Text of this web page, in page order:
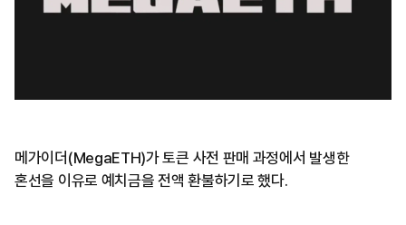
메가이더(MegaETH)가 토큰 사전 판매 과정에서 발생한
혼선을 이유로 예치금을 전액 환불하기로 했다.